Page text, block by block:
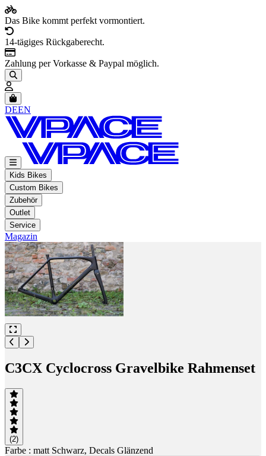
Das Bike kommt perfekt vormontiert.
14-tägiges Rückgaberecht.
Zahlung per Vorkasse & Paypal möglich.
Artikel im Warenkorb, Warenkorb anzeigen
DEEN
Kids Bikes
Custom Bikes
Zubehör
Outlet
Service
Magazin
C3CX Cyclocross Gravelbike Rahmenset
(2)
Farbe : matt Schwarz, Decals Glänzend